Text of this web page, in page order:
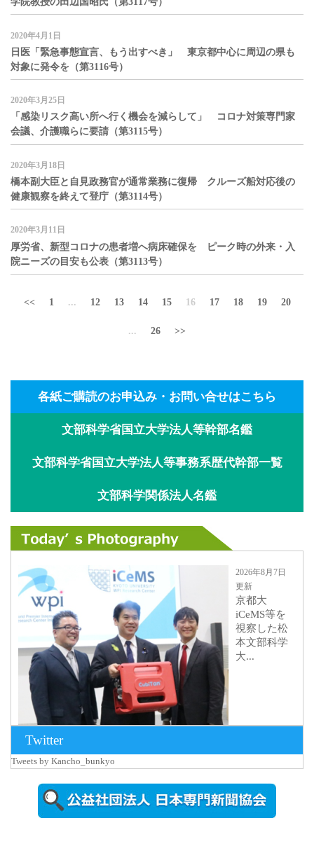
2020年4月1日
日医「緊急事態宣言、もう出すべき」 東京都中心に周辺の県も
対象に発令を（第3116号）
2020年3月25日
「感染リスク高い所へ行く機会を減らして」 コロナ対策専門家
会議、介護職らに要請（第3115号）
2020年3月18日
橋本副大臣と自見政務官が通常業務に復帰 クルーズ船対応後の
健康観察を終えて登庁（第3114号）
2020年3月11日
厚労省、新型コロナの患者増へ病床確保を ピーク時の外来・入
院ニーズの目安も公表（第3113号）
<< 1 ... 12 13 14 15 16 17 18 19 20
... 26 >>
各紙ご購読のお申込み・お問い合せはこちら
文部科学省国立大学法人等幹部名鑑
文部科学省国立大学法人等事務系歴代幹部一覧
文部科学関係法人名鑑
2026年8月7日
更新
京都大
iCeMS等を
視察した松
本文部科学
大...
2026年8月5日
更新
農工大で大
Twitter
Tweets by Kancho_bunkyo